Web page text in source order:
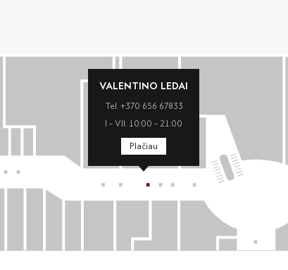
VALENTINO LEDAI
Tel. +370 656 67833
I – VII: 10:00 – 21:00
Plačiau